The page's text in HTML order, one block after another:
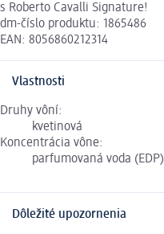
s Roberto Cavalli Signature!
dm-číslo produktu: 1865486
EAN: 8056860212314
Vlastnosti
Druhy vôní:
kvetinová
Koncentrácia vône:
parfumovaná voda (EDP)
Dôležité upozornenia